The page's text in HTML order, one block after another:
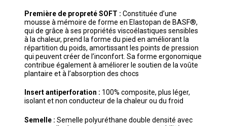
Première de propreté SOFT : Constituée d’une
mousse à mémoire de forme en Elastopan de BASF®,
qui de grâce à ses propriétés viscoélastiques sensibles
à la chaleur, prend la forme du pied en améliorant la
répartition du poids, amortissant les points de pression
qui peuvent créer de l’inconfort. Sa forme ergonomique
contribue également à améliorer le soutien de la voûte
plantaire et à l’absorption des chocs
Insert antiperforation : 100% composite, plus léger,
isolant et non conducteur de la chaleur ou du froid
Semelle : Semelle polyuréthane double densité avec